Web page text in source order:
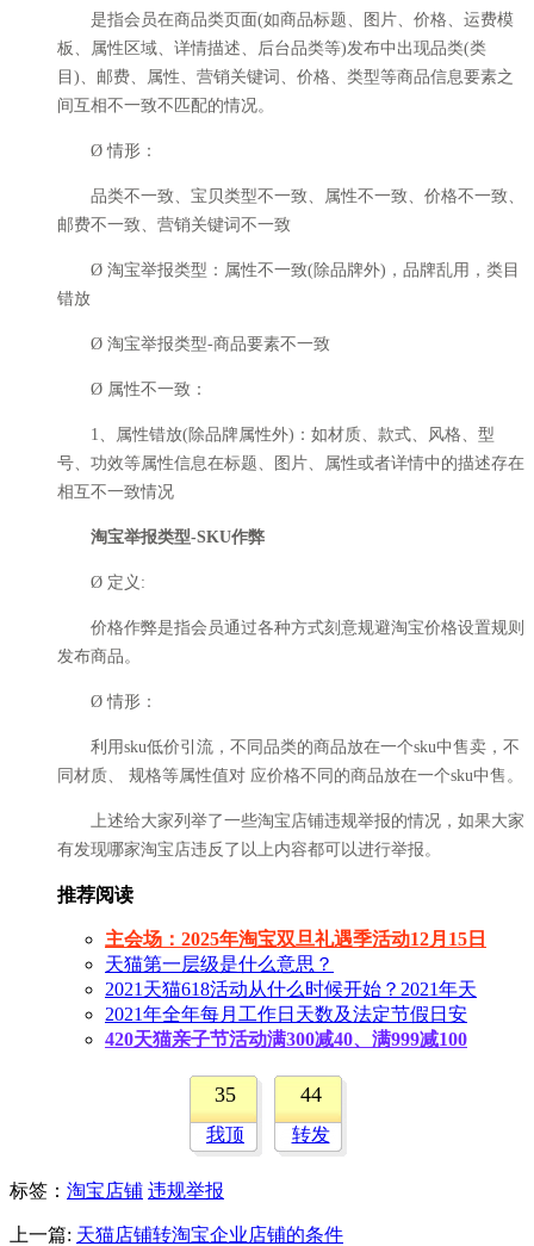
是指会员在商品类页面(如商品标题、图片、价格、运费模
板、属性区域、详情描述、后台品类等)发布中出现品类(类
目)、邮费、属性、营销关键词、价格、类型等商品信息要素之
间互相不一致不匹配的情况。
Ø 情形：
品类不一致、宝贝类型不一致、属性不一致、价格不一致、
邮费不一致、营销关键词不一致
Ø 淘宝举报类型：属性不一致(除品牌外)，品牌乱用，类目
错放
Ø 淘宝举报类型-商品要素不一致
Ø 属性不一致：
1、属性错放(除品牌属性外)：如材质、款式、风格、型
号、功效等属性信息在标题、图片、属性或者详情中的描述存在
相互不一致情况
淘宝举报类型-SKU作弊
Ø 定义:
价格作弊是指会员通过各种方式刻意规避淘宝价格设置规则
发布商品。
Ø 情形：
利用sku低价引流，不同品类的商品放在一个sku中售卖，不
同材质、 规格等属性值对 应价格不同的商品放在一个sku中售。
上述给大家列举了一些淘宝店铺违规举报的情况，如果大家
有发现哪家淘宝店违反了以上内容都可以进行举报。
推荐阅读
主会场：2025年淘宝双旦礼遇季活动12月15日
天猫第一层级是什么意思？
2021天猫618活动从什么时候开始？2021年天
2021年全年每月工作日天数及法定节假日安
420天猫亲子节活动满300减40、满999减100
35
我顶
44
转发
标签 ： 淘宝店铺 违规举报
上一篇: 天猫店铺转淘宝企业店铺的条件